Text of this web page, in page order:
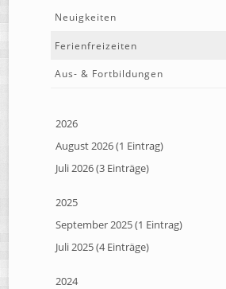
Neuigkeiten
Ferienfreizeiten
Aus- & Fortbildungen
2026
August 2026 (1 Eintrag)
Juli 2026 (3 Einträge)
2025
September 2025 (1 Eintrag)
Juli 2025 (4 Einträge)
2024